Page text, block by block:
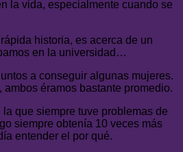
la vida, especialmente cuando se
historia, es acerca de un
en la universidad…
a conseguir algunas mujeres.
ambos éramos bastante promedio.
que siempre tuve problemas de
siempre obtenía 10 veces más
entender el por qué.